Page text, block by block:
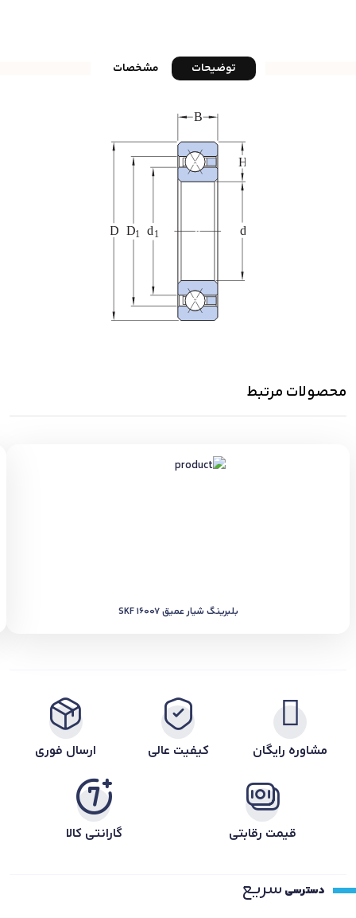
توضیحات مشخصات
محصولات مرتبط
بلبرینگ شیار عمیق SKF 16007
مشاوره رایگان کیفیت عالی ارسال فوری
قیمت رقابتی گارانتی کالا
دسترسی سریع